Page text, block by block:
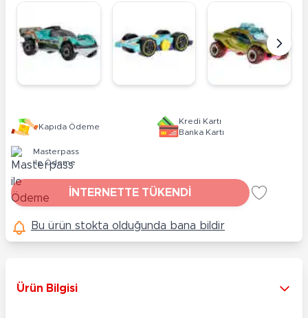
Kapıda Ödeme
Kredi Kartı
Banka Kartı
Masterpass
ile Ödeme
İNTERNETTE TÜKENDİ
Bu ürün stokta olduğunda bana bildir
Ürün Bilgisi